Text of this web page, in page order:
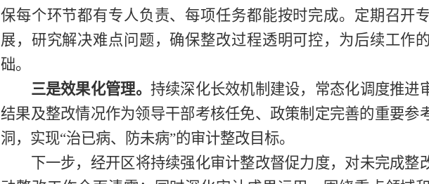
保每个环节都有专人负责、每项任务都能按时完成。定期召开
展，研究解决难点问题，确保整改过程透明可控，为后续工作
础。
三是效果化管理。 持续深化长效机制建设，常态化调度推进
结果及整改情况作为领导干部考核任免、政策制定完善的重要参
洞，实现“治已病、防未病”的审计整改目标。
下一步，经开区将持续强化审计整改督促力度，对未完成整